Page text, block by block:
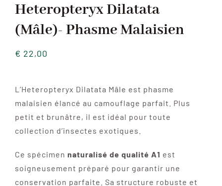
Heteropteryx Dilatata
(Mâle)- Phasme Malaisien
€ 22,00
L’Heteropteryx Dilatata Mâle est phasme
malaisien élancé au camouflage parfait. Plus
petit et brunâtre, il est idéal pour toute
collection d’insectes exotiques.
Ce spécimen naturalisé de qualité A1 est
soigneusement préparé pour garantir une
conservation parfaite. Sa structure robuste et